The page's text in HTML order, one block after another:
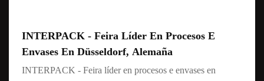
INTERPACK - Feira Líder En Procesos E
Envases En Düsseldorf, Alemaña
INTERPACK - Feira líder en procesos e envases en